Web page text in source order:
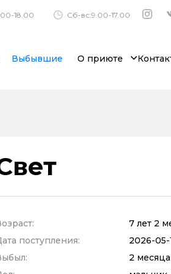
18.00 Сб-вс:9.00-17.00
Выбывшие О приюте
7 лет 2
поступления:
2026-05-
2